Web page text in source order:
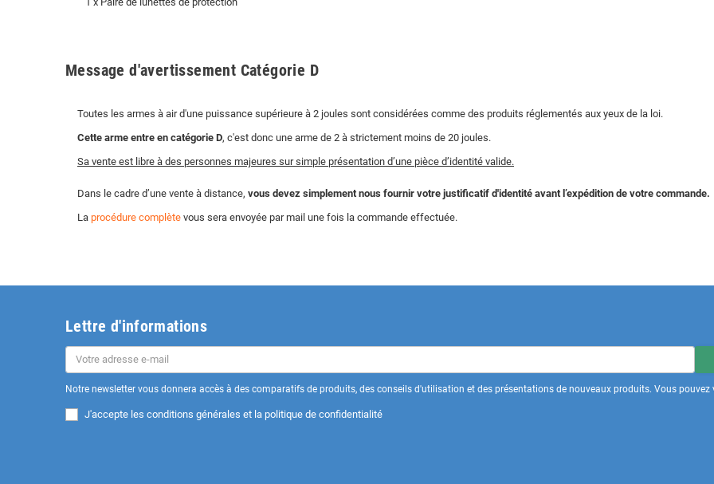
Message d'avertissement Catégorie D
Toutes les armes à air d'une puissance supérieure à 2 joules sont considérées comme des produits réglementés aux yeux de la loi.
Cette arme entre en catégorie D, c'est donc une arme de 2 à strictement moins de 20 joules.
Sa vente est libre à des personnes majeures sur simple présentation d’une pièce d’identité valide.
Dans le cadre d’une vente à distance, vous devez simplement nous fournir votre justificatif d'identité avant l’expédition de votre commande.
La procédure complète vous sera envoyée par mail une fois la commande effectuée.
Lettre d'informations
Notre newsletter vous donnera accès à des comparatifs de produits, des conseils d'utilisation et des présentations de nouveaux produits. Vous
J'accepte les conditions générales et la politique de confidentialité